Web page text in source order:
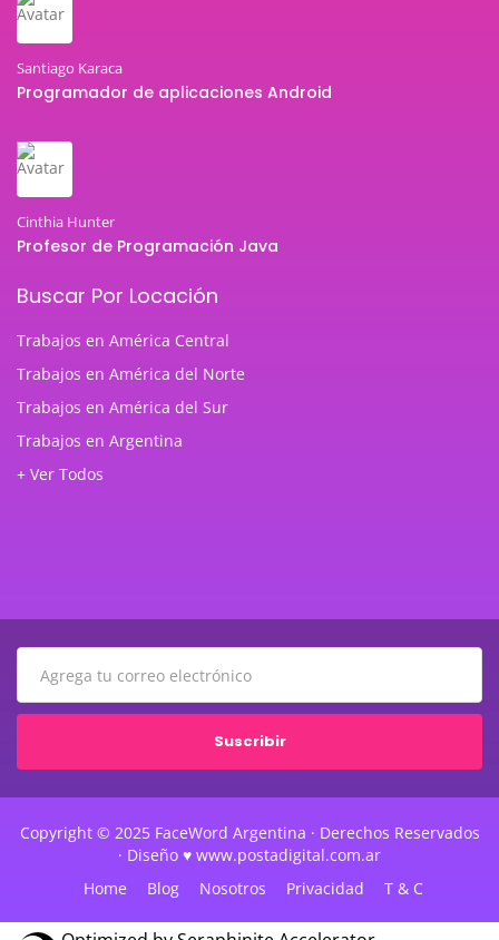
Santiago Karaca
Programador de aplicaciones Android
Cinthia Hunter
Profesor de Programación Java
Buscar Por Locación
Trabajos en América Central
Trabajos en América del Norte
Trabajos en América del Sur
Trabajos en Argentina
+ Ver Todos
Suscribir
Copyright © 2025 FaceWord Argentina · Derechos Reservados
· Diseño ♥ www.postadigital.com.ar
Home
Blog Nosotros Privacidad T & C